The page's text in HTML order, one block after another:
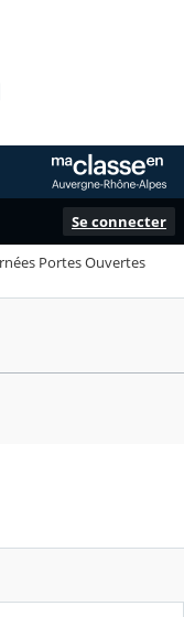
Se connecter
Portes Ouvertes